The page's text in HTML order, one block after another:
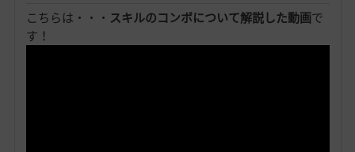
こちらは・・・ スキルのコンボについて解説した動画で
す！